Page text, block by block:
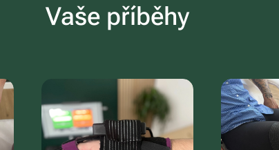
Vaše příběhy